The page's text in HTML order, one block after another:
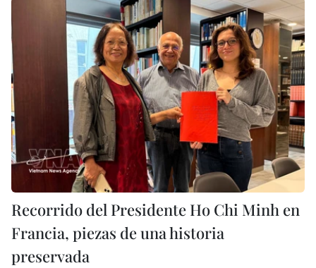
Recorrido del Presidente Ho Chi Minh en
Francia, piezas de una historia
preservada